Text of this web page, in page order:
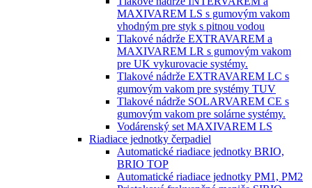
MAXIVAREM LS s gumovým vakom
vhodným pre styk s pitnou vodou
Tlakové nádrže EXTRAVAREM a
MAXIVAREM LR s gumovým vakom
pre UK vykurovacie systémy.
Tlakové nádrže EXTRAVAREM LC s
gumovým vakom pre systémy TUV
Tlakové nádrže SOLARVAREM CE s
gumovým vakom pre solárne systémy.
Vodárenský set MAXIVAREM LS
Riadiace jednotky čerpadiel
Automatické riadiace jednotky BRIO,
BRIO TOP
Automatické riadiace jednotky PM1, PM2